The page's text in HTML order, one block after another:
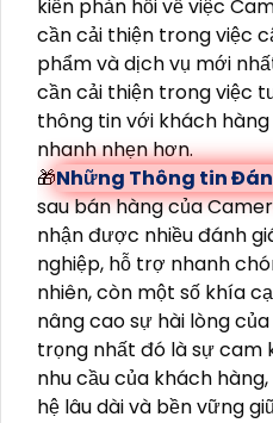
kiến phản hồi về việc
cần cải thiện trong việc
phẩm và dịch vụ mới
cần cải thiện trong việc
thông tin với khách
nhanh nhẹn hơn.
🎁Những Thông tin
sau bán hàng của
nhận được nhiều đánh
nghiệp, hỗ trợ nhanh
nhiên, còn một số khía
nâng cao sự hài lòng
trọng nhất đó là sự cam
nhu cầu của khách
hệ lâu dài và bền vững